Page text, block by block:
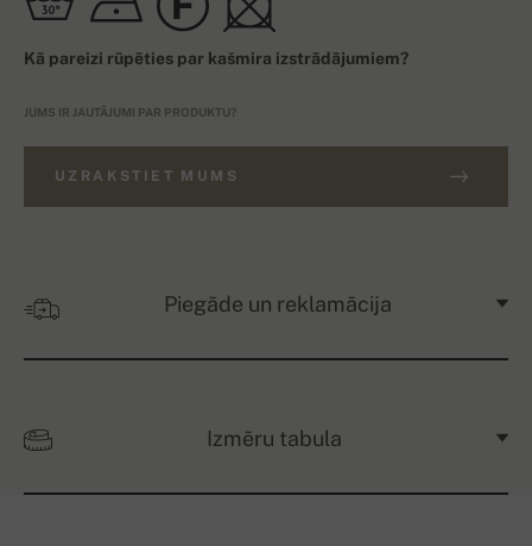
Kā pareizi rūpēties par kašmira izstrādājumiem?
JUMS IR JAUTĀJUMI PAR PRODUKTU?
UZRAKSTIET MUMS
Piegāde un reklamācija
Izmēru tabula